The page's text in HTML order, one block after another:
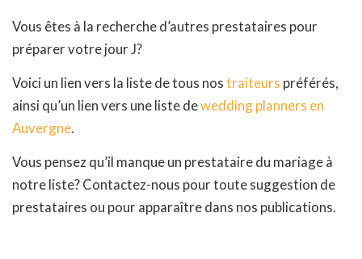
Vous êtes à la recherche d’autres prestataires pour
préparer votre jour J?
Voici un lien vers la liste de tous nostraiteurs préférés,
ainsi qu’un lien vers une liste dewedding planners en
Auvergne.
Vous pensez qu’il manque un prestataire du mariage à
notre liste? Contactez-nous pour toute suggestion de
prestataires ou pour apparaître dans nos publications.